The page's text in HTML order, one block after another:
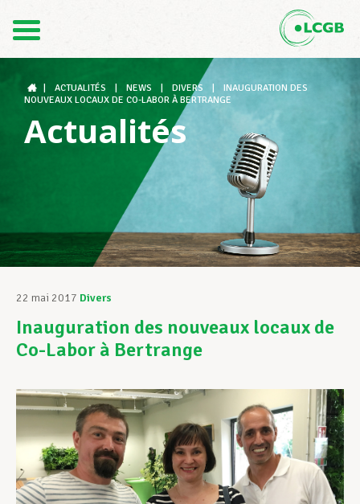
DE
Le LCGB
Structures syndicales
Assistance au Travail
Vos droits
Assistance en vie privée
Développement professionnel
ACTUALITÉS NEWS DIVERS
INAUGURATION DES
NOUVEAUX LOCAUX DE CO-LABOR À BERTRANGE
Actualités
22 mai 2017 Divers
Inauguration des nouveaux locaux de
Co-Labor à Bertrange